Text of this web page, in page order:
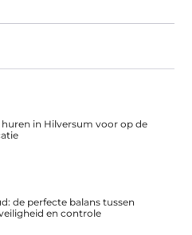
in Hilversum voor op de
de perfecte balans tussen
en controle